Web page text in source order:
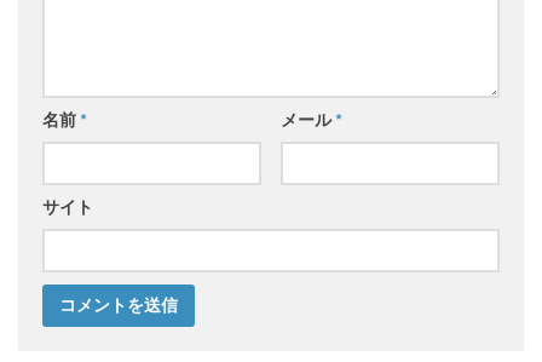
名前* メール*
サイト